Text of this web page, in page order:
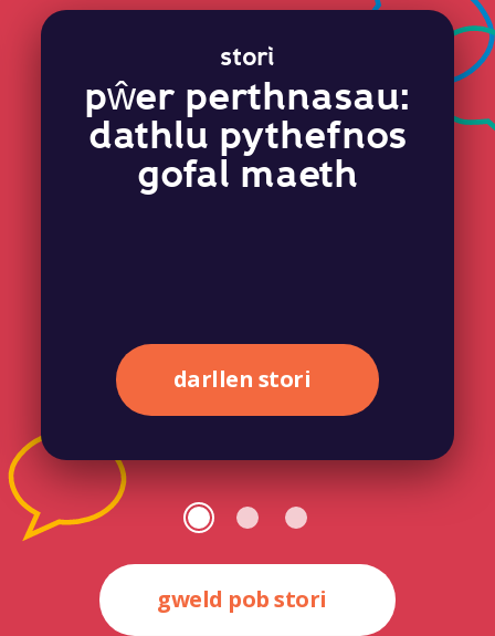
stori
pŵer perthnasau:
dathlu pythefnos
gofal maeth
darllen stori
gweld pob stori